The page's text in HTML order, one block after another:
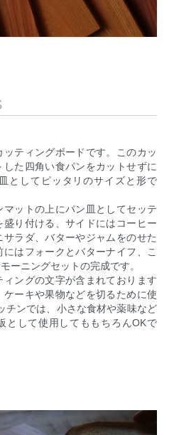
ティングボードです。このカッ
た四角い食パンをカットせずに
としてピッタリのサイズと形で
ットの上にパン皿としてセッテ
り付ける、サイドにはコーヒー
ラダ、バターやジャムをのせた
はフォークとバターナイフ、こ
ーニングセットの完成です。
ングの文字が含まれております
ーキや果物などを切るために使
チンでは、小さな食材や薬味など
として使用してももちろんOKで